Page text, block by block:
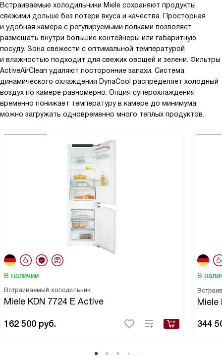
Встраиваемые холодильники Miele сохраняют продукты
свежими дольше без потери вкуса и качества. Просторная
и удобная камера с регулируемыми полками позволяет
размещать внутри большие контейнеры или габаритную
посуду. Зона свежести с оптимальной температурой
и влажностью подходит для свежих овощей и зелени. Фильтры
ActiveAirClean удаляют посторонние запахи. Система
динамического охлаждения DynaCool распределяет холодный
воздух по камере равномерно. Опция суперохлаждения
временно понижает температуру в камере до минимума:
можно загружать одновременно много теплых продуктов.
В наличии
Встраиваемый холодильник
Miele KDN 7724 E Active
162 500 руб.
В
Miele
344